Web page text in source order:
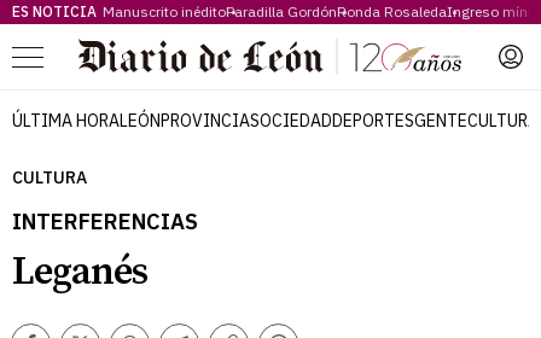
ES NOTICIA Manuscrito inéditoParadilla GordónRonda RosaledaIngreso
Menú
ÚLTIMA HORALEÓNPROVINCIASOCIEDADDEPORTESGENTECULTURA
CULTURA
INTERFERENCIAS
Leganés